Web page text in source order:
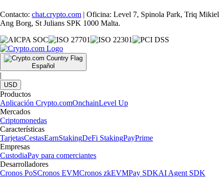
Contacto: chat.crypto.com | Oficina: Level 7, Spinola Park, Triq Mikiel
Ang Borg, St Julians SPK 1000 Malta.
Español
|
USD
Productos
Aplicación Crypto.comOnchainLevel Up
Mercados
Criptomonedas
Características
TarjetasCestasEarnStakingDeFi StakingPayPrime
Empresas
CustodiaPay para comerciantes
Desarrolladores
Cronos PoSCronos EVMCronos zkEVMPay SDKAI Agent SDK